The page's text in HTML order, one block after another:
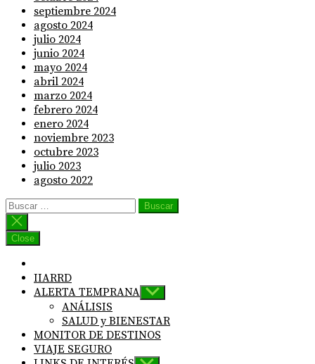
septiembre 2024
agosto 2024
julio 2024
junio 2024
mayo 2024
abril 2024
marzo 2024
febrero 2024
enero 2024
noviembre 2023
octubre 2023
julio 2023
agosto 2022
Buscar:
Close
IIARRD
ALERTA TEMPRANA Show
sub
ANÁLISIS
SALUD y BIENESTAR
MONITOR DE DESTINOS
VIAJE SEGURO